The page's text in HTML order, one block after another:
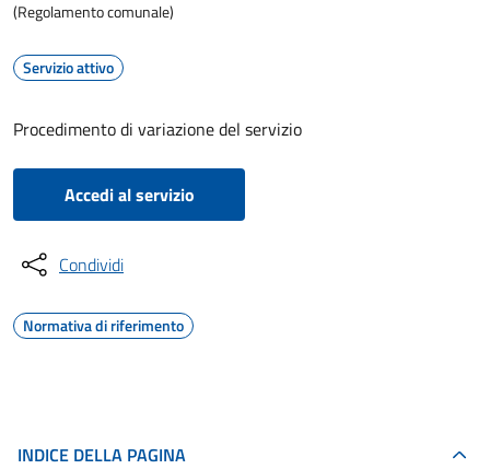
(Regolamento comunale)
Servizio attivo
Procedimento di variazione del servizio
Accedi al servizio
Condividi
Normativa di riferimento
INDICE DELLA PAGINA